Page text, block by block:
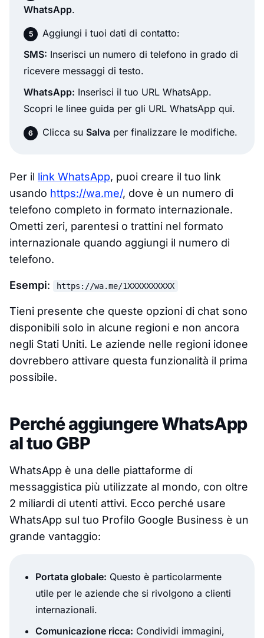
WhatsApp.
Aggiungi i tuoi dati di contatto:
SMS: Inserisci un numero di telefono in grado di
ricevere messaggi di testo.
WhatsApp: Inserisci il tuo URL WhatsApp.
Scopri le linee guida per gli URL WhatsApp qui.
Clicca su Salva per finalizzare le modifiche.
Per il link WhatsApp, puoi creare il tuo link
usando https://wa.me/, dove è un numero di
telefono completo in formato internazionale.
Ometti zeri, parentesi o trattini nel formato
internazionale quando aggiungi il numero di
telefono.
Esempi: https://wa.me/1XXXXXXXXXX
Tieni presente che queste opzioni di chat sono
disponibili solo in alcune regioni e non ancora
negli Stati Uniti. Le aziende nelle regioni idonee
dovrebbero attivare questa funzionalità il prima
possibile.
Perché aggiungere WhatsApp
al tuo GBP
WhatsApp è una delle piattaforme di
messaggistica più utilizzate al mondo, con oltre
2 miliardi di utenti attivi. Ecco perché usare
WhatsApp sul tuo Profilo Google Business è un
grande vantaggio:
Portata globale: Questo è particolarmente
utile per le aziende che si rivolgono a clienti
internazionali.
Comunicazione ricca: Condividi immagini,